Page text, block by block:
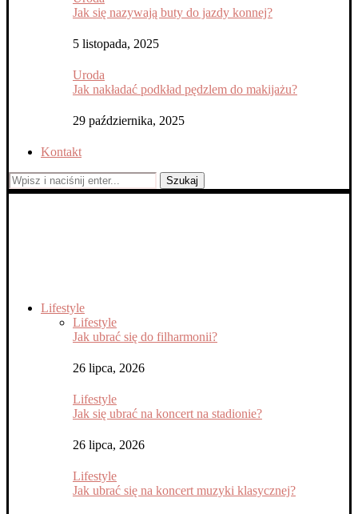
Jak się nazywają buty do jazdy konnej?
5 listopada, 2025
Uroda
Jak nakładać podkład pędzlem do makijażu?
29 października, 2025
Kontakt
Szukaj
Lifestyle
Lifestyle
Jak ubrać się do filharmonii?
26 lipca, 2026
Lifestyle
Jak się ubrać na koncert na stadionie?
26 lipca, 2026
Lifestyle
Jak ubrać się na koncert muzyki klasycznej?